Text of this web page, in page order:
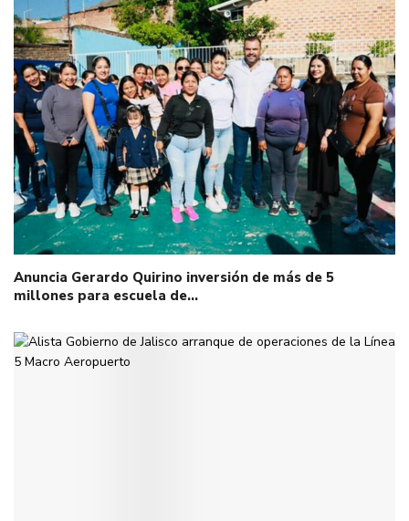
Anuncia Gerardo Quirino inversión de más de 5
millones para escuela de…